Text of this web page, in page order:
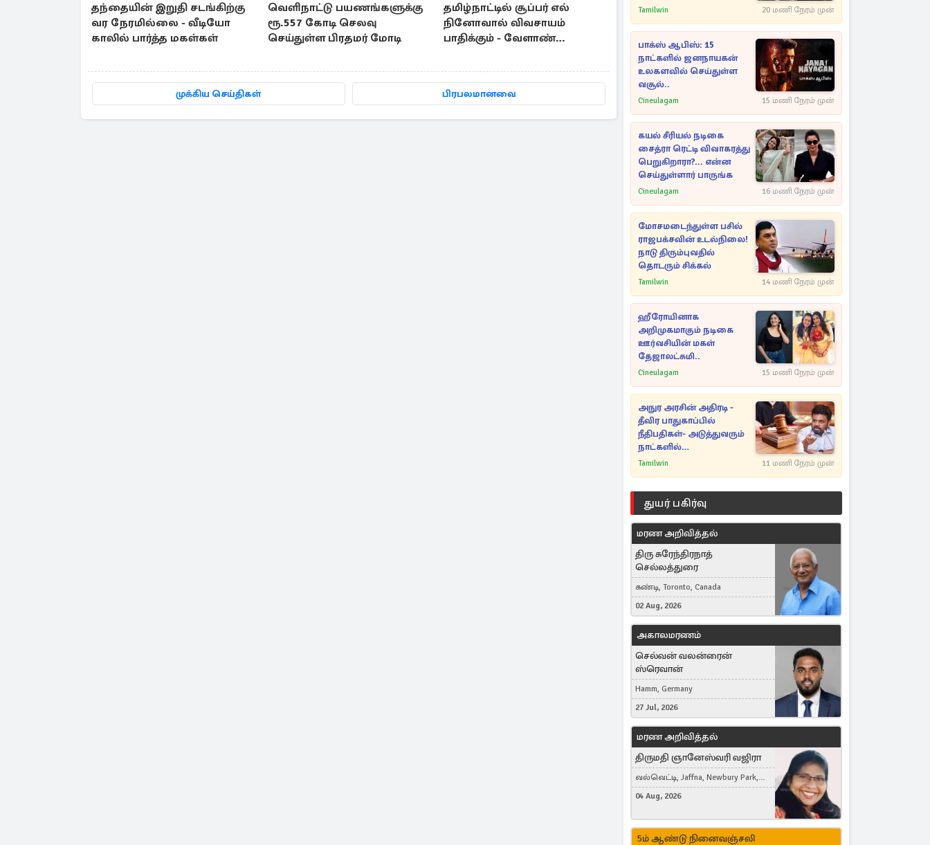
தந்தையின் இறுதி சடங்கிற்கு
வர நேரமில்லை - வீடியோ
காலில் பார்த்த மகள்கள்
வெளிநாட்டு பயணங்களுக்கு
ரூ.557 கோடி செலவு
செய்துள்ள பிரதமர் மோடி
தமிழ்நாட்டில் சூப்பர் எல்
நினோவால் விவசாயம்
பாதிக்கும் - வேளாண்
முக்கிய செய்திகள் பிரபலமானவை
Tamilwin 20 மணி நேரம் முன்
பாக்ஸ் ஆபிஸ்: 15
நாட்களில் ஜனநாயகன்
உலகளவில் செய்துள்ள
வசூல்..
Cineulagam 15 மணி நேரம் முன்
கயல் சீரியல் நடிகை
சைத்ரா ரெட்டி விவாகரத்து
பெறுகிறாரா?... என்ன
செய்துள்ளார் பாருங்க
Cineulagam 16 மணி நேரம் முன்
மோசமடைந்துள்ள பசில்
ராஜபக்சவின் உடல்நிலை!
நாடு திரும்புவதில்
தொடரும் சிக்கல்
Tamilwin 14 மணி நேரம் முன்
ஹீரோயினாக
அறிமுகமாகும் நடிகை
ஊர்வசியின் மகள்
தேஜாலட்சுமி..
Cineulagam 15 மணி நேரம் முன்
அநுர அரசின் அதிரடி -
தீவிர பாதுகாப்பில்
நீதிபதிகள்- அடுத்துவரும்
நாட்களில்
அம்பலமாகவுள்ள ரகசியம்
Tamilwin 11 மணி நேரம் முன்
துயர் பகிர்வு
மரண அறிவித்தல்
திரு சுரேந்திரநாத்
செல்லத்துரை
கண்டி, Toronto, Canada
02 Aug, 2026
அகாலமரணம்
செல்வன் வலன்ரைன்
ஸ்ரெவான்
Hamm, Germany
27 Jul, 2026
மரண அறிவித்தல்
திருமதி ஞானேஸ்வரி வஜிரா
வல்வெட்டி, Jaffna, Newbury Park,
United Kingdom
04 Aug, 2026
5ம் ஆண்டு நினைவஞ்சலி